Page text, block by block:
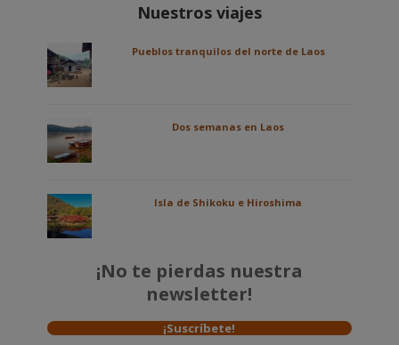
Nuestros viajes
Pueblos tranquilos del norte de Laos
Dos semanas en Laos
Isla de Shikoku e Hiroshima
¡No te pierdas nuestra
newsletter!
¡Suscríbete!